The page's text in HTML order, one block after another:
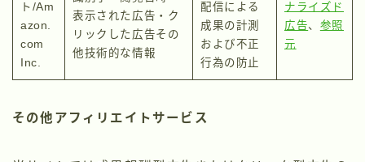
ト/Am
azon.
com
Inc.
表示された広告・ク
リックした広告その
他技術的な情報
配信による
成果の計測
および不正
行為の防止
ナライズド
広告、 参照
元
その他アフィリエイトサービス